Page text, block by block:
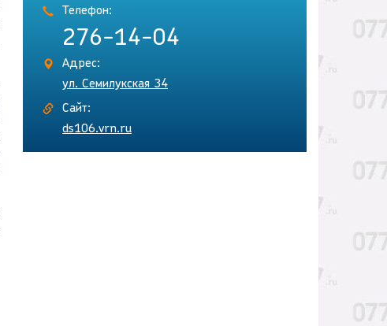
Телефон:
276-14-04
Адрес:
ул. Семилукская 34
Сайт:
ds106.vrn.ru